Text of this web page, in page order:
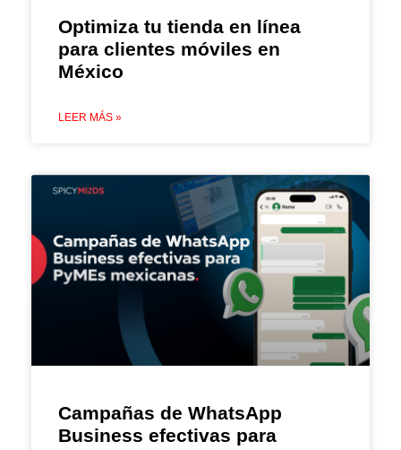
Optimiza tu tienda en línea
para clientes móviles en
México
LEER MÁS »
Campañas de WhatsApp
Business efectivas para